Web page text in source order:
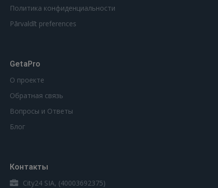
Политика конфиденциальности
Pārvaldīt preferences
GetaPro
О проекте
Обратная связь
Вопросы и Ответы
Блог
Контакты
City24 SIA, (40003692375)